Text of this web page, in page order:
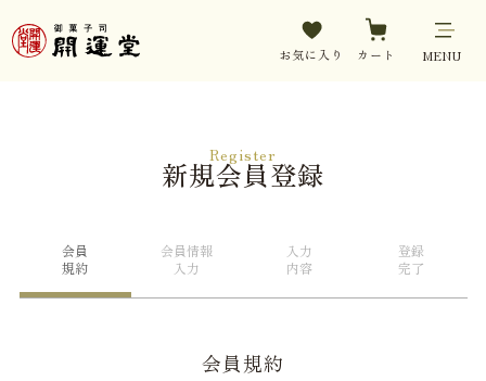
お気に入り カート MENU
Register
新規会員登録
会員
規約
会員情報
入力
入力
内容
登録
完了
会員規約